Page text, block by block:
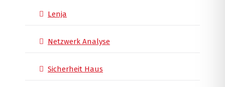
Lenja
Netzwerk Analyse
Sicherheit Haus